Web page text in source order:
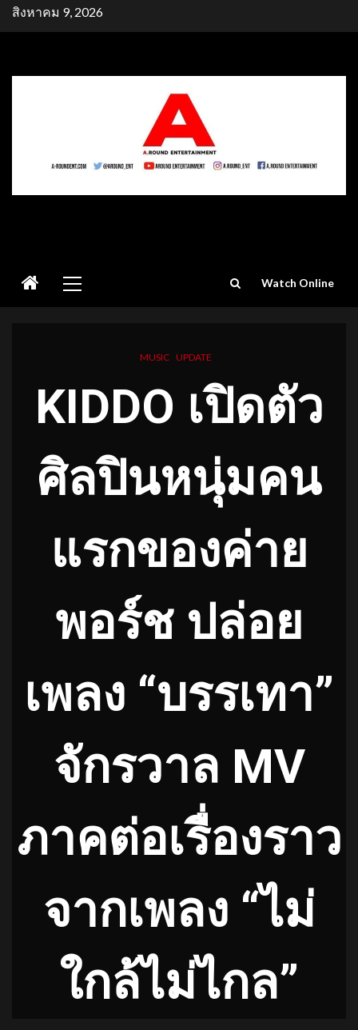
Skipสิงหาคม 9, 2026
Menu
Watch Online
MUSIC UPDATE
KIDDO เปิดตัว
ศิลปินหนุ่มคน
แรกของค่าย
พอร์ช ปล่อย
เพลง “บรรเทา”
จักรวาล MV
ภาคต่อเรื่องราว
จากเพลง “ไม่
ใกล้ไม่ไกล”